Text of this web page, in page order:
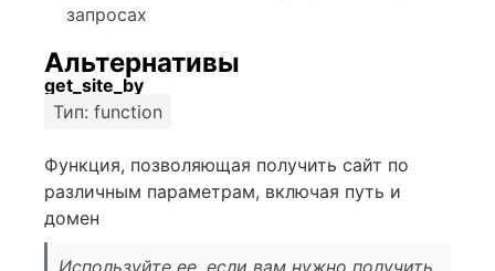
запросах
Альтернативы
get_site_by
Тип: function
Функция, позволяющая получить сайт по
различным параметрам, включая путь и
домен
Используйте ее, если вам нужно получить